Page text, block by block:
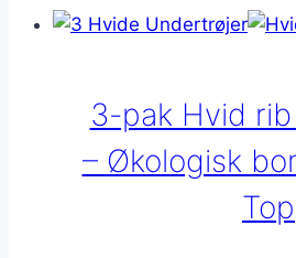
flere
kan
på
3-pak Hvid
– Økologisk
Top